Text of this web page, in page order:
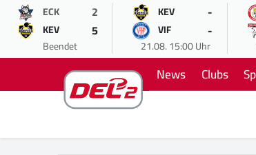
ECK 2
KEV 5
Beendet
KEV -
VIF -
21.08. 15:00 Uhr
News Clubs